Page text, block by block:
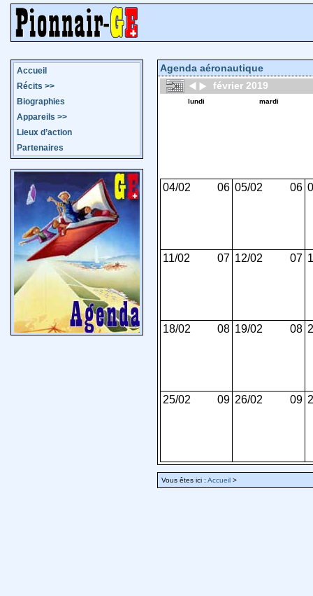
Accueil
Récits >>
Biographies
Appareils >>
Lieux d’action
Partenaires
Agenda aéronautique
février 2019
lundi mardi
04/02 06 05/02 06
11/02 07 12/02 07
18/02 08 19/02 08
25/02 09 26/02 09
Vous êtes ici : Accueil >